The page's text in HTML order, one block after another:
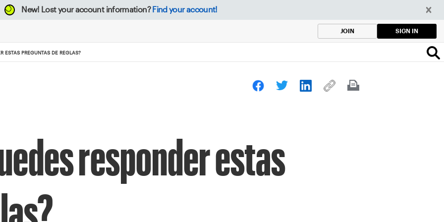
New! Lost your account information? Find your account!
JOIN SIGN IN
ESTAS PREGUNTAS DE REGLAS?
responder estas